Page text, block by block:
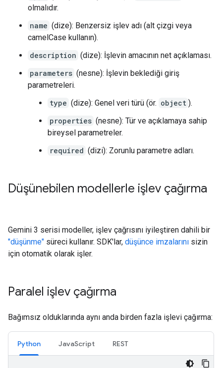
olmalıdır.
name (dize): Benzersiz işlev adı (alt çizgi veya
camelCase kullanın).
description (dize): İşlevin amacının net açıklaması.
parameters (nesne): İşlevin beklediği giriş
parametreleri.
type (dize): Genel veri türü (ör. object ).
properties (nesne): Tür ve açıklamaya sahip
bireysel parametreler.
required (dizi): Zorunlu parametre adları.
Düşünebilen modellerle işlev çağırma
Gemini 3 serisi modeller, işlev çağrısını iyileştiren dahili bir
"düşünme" süreci kullanır. SDK'lar, düşünce imzalarını sizin
için otomatik olarak işler.
Paralel işlev çağırma
Bağımsız olduklarında aynı anda birden fazla işlevi çağırma:
Python JavaScript REST